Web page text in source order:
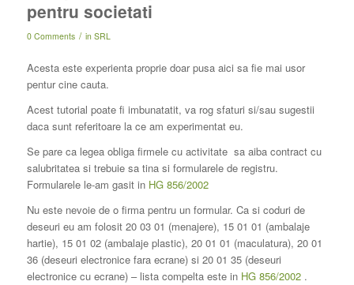
pentru societati
0 Comments / in SRL
Acesta este experienta proprie doar pusa aici sa fie mai usor
pentur cine cauta.
Acest tutorial poate fi imbunatatit, va rog sfaturi si/sau sugestii
daca sunt referitoare la ce am experimentat eu.
Se pare ca legea obliga firmele cu activitate sa aiba contract cu
salubritatea si trebuie sa tina si formularele de registru.
Formularele le-am gasit in HG 856/2002
Nu este nevoie de o firma pentru un formular. Ca si coduri de
deseuri eu am folosit 20 03 01 (menajere), 15 01 01 (ambalaje
hartie), 15 01 02 (ambalaje plastic), 20 01 01 (maculatura), 20 01
36 (deseuri electronice fara ecrane) si 20 01 35 (deseuri
electronice cu ecrane) – lista compelta este in HG 856/2002.